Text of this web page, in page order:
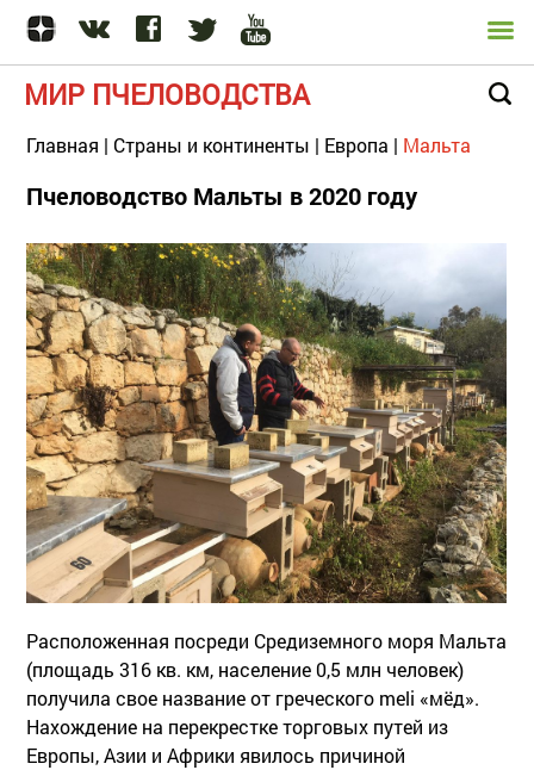
МИР ПЧЕЛОВОДСТВА
Главная | Страны и континенты | Европа | Мальта
Пчеловодство Мальты в 2020 году
Расположенная посреди Средиземного моря Мальта
(площадь 316 кв. км, население 0,5 млн человек)
получила свое название от греческого meli «мёд».
Нахождение на перекрестке торговых путей из
Европы, Азии и Африки явилось причиной